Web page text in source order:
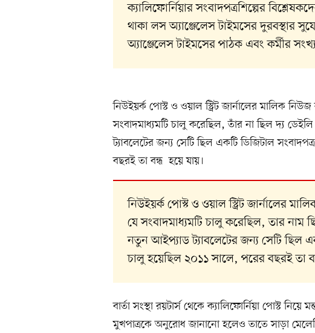
ক্যালিফোর্নিয়ার সংবাদপত্রশিল্পের
থাকা লস অ্যাঞ্জেলেস টাইমসের দুরবস্থার
অ্যাঞ্জেলেস টাইমসের পাঠক এবং কর্মীর
নিউইয়র্ক পোস্ট ও ওয়াল স্ট্রিট জার্নালের মালিক
সংবাদমাধ্যমটি চালু করেছিল, তাঁর না ছিল দ্য
ট্যাবলেটের জন্য সেটি ছিল একটি ডিজিটাল
বছরই তা বন্ধ হয়ে যায়।
নিউইয়র্ক পোস্ট ও ওয়াল স্ট্রিট জার্নালের
যে সংবাদমাধ্যমটি চালু করেছিল, তার নাম
নতুন আইপ্যাড ট্যাবলেটের জন্য সেটি ছিল
চালু হয়েছিল ২০১১ সালে, পরের বছরই তা
বার্তা সংস্থা রয়টার্স থেকে ক্যালিফোর্নিয়া পোস্ট
মুখপাত্রকে অনুরোধ জানানো হলেও তাতে সাড়া